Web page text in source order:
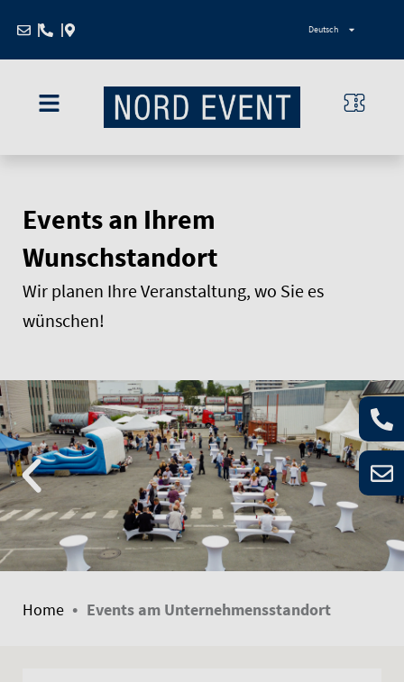
Inhalt
Deutsch
Events an Ihrem
Wunschstandort
Wir planen Ihre Veranstaltung, wo Sie es
wünschen!
Home • Events am Unternehmensstandort